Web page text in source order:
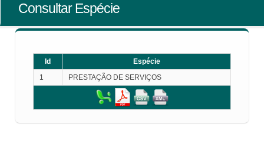
Consultar Espécie
Id
Espécie
1
PRESTAÇÃO DE SERVIÇOS